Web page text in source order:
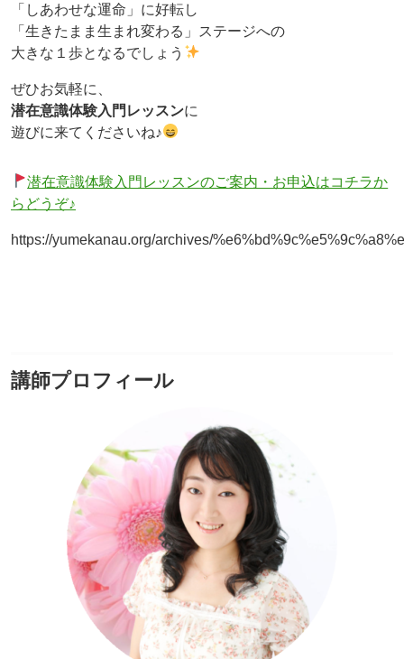
「しあわせな運命」に好転し
「生きたまま生まれ変わる」ステージへの
大きな１歩となるでしょう
ぜひお気軽に、
潜在意識体験入門レッスンに
遊びに来てくださいね♪
潜在意識体験入門レッスンのご案内・お申込はコチラか
らどうぞ♪
https://yumekanau.org/archives/
講師プロフィール